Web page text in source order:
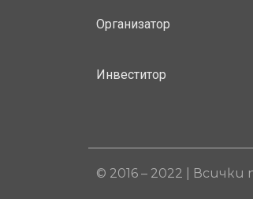
Организатор
Инвеститор
© 2016 – 2022 | Всички